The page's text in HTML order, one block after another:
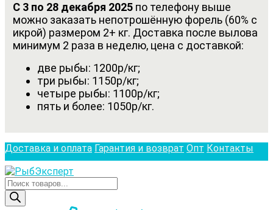
С 3 по 28 декабря 2025 по телефону выше
можно заказать непотрошённую форель (60% с
икрой) размером 2+ кг. Доставка после вылова
минимум 2 раза в неделю, цена с доставкой:
две рыбы: 1200р/кг;
три рыбы: 1150р/кг;
четыре рыбы: 1100р/кг;
пять и более: 1050р/кг.
Доставка и оплата Гарантия и возврат Опт Контакты
Поиск
товаров